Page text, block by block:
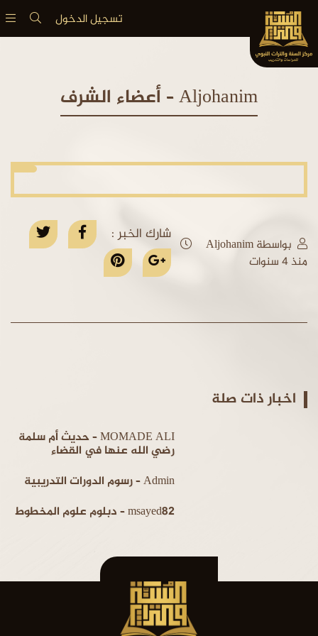
تسجيل الدخول
Aljohanim – أعضاء الشرف
بواسطة Aljohanim
منذ 4 سنوات
شارك الخبر :
اخبار ذات صلة
MOMADE ALI – حديث أم سلمة
رضي الله عنها في القضاء
Admin – رسوم الدورات التدريبية
msayed82 – دبلوم علوم المخطوط